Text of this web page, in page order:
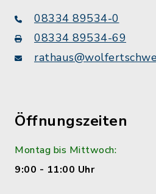
08334 89534-0
08334 89534-69
Öffnungszeiten
Montag bis Mittwoch:
9:00 - 11:00 Uhr